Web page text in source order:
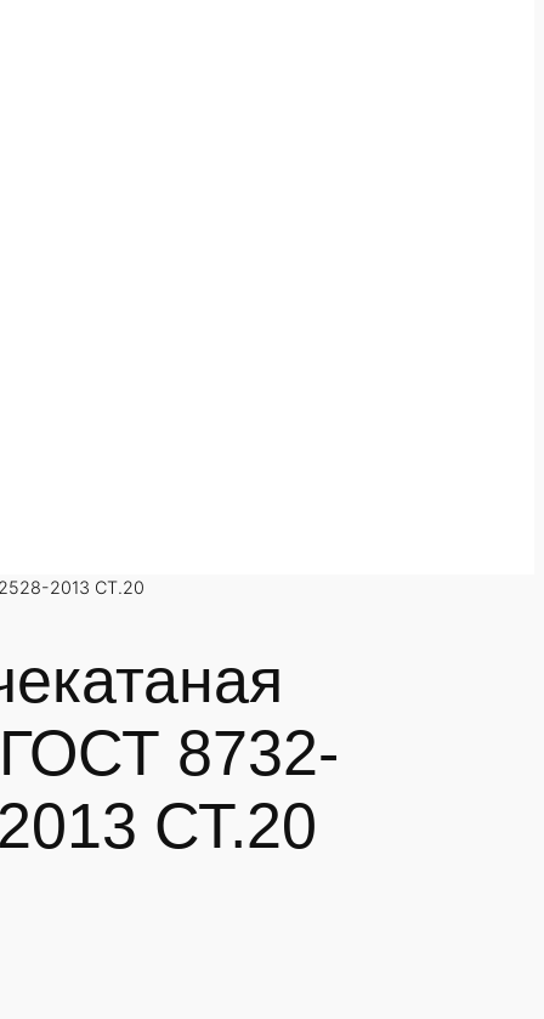
2013 СТ.20
8732-
СТ.20